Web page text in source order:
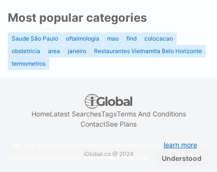
Most popular categories
Saude São Paulo oftalmologia mao find
colocacao
obstetricia
area janeiro
Restaurantes Vietnamita Belo Horizonte
termometros
HomeLatest SearchesTagsTerms And Conditions
ContactSee Plans
iGlobal.co @ 2024
learn more. If
you continue browsing you accept their use.
Understood